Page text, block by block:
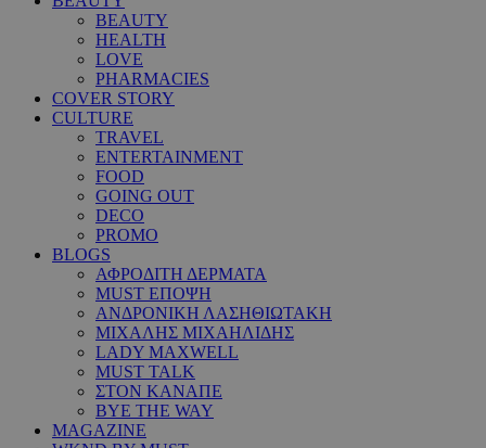
BEAUTY
HEALTH
LOVE
PHARMACIES
COVER STORY
CULTURE
TRAVEL
ENTERTAINMENT
FOOD
GOING OUT
DECO
PROMO
BLOGS
ΑΦΡΟΔΙΤΗ ΔΕΡΜΑΤΑ
MUST ΕΠΟΨΗ
ΑΝΔΡΟΝΙΚΗ ΛΑΣΗΘΙΩΤΑΚΗ
ΜΙΧΑΛΗΣ ΜΙΧΑΗΛΙΔΗΣ
LADY MAXWELL
MUST TALK
ΣΤΟΝ ΚΑΝΑΠΕ
BYE THE WAY
MAGAZINE